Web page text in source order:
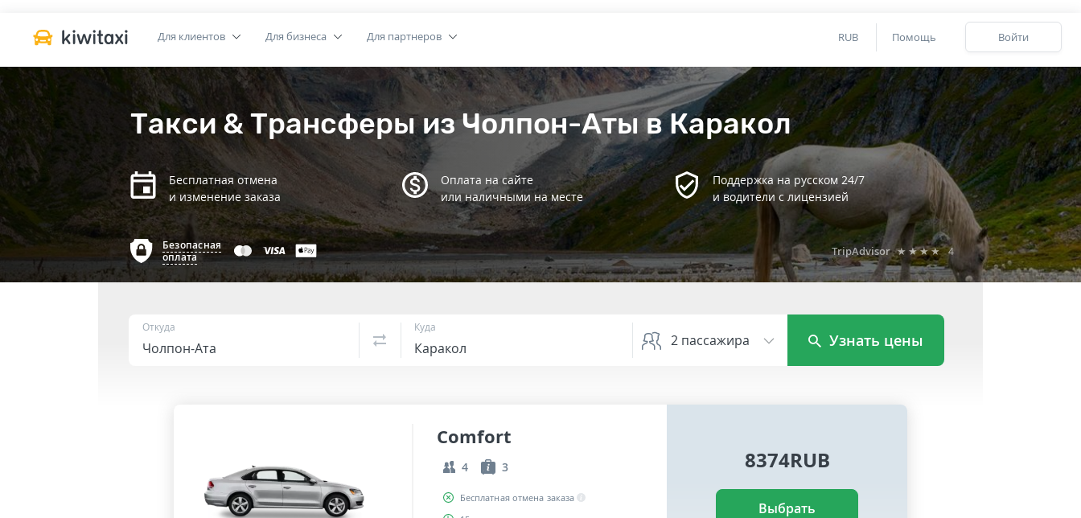
RUB Помощь Войти
Для клиентов Для бизнеса Для партнеров
Такси & Трансферы из Чолпон-Аты в Каракол
Бесплатная отмена
и изменение заказа
Оплата на сайте
или наличными на месте
Поддержка на русском 24/7
и водители с лицензией
Безопасная
оплата
TripAdvisor ★★★★ 4
Откуда Куда
2 пассажира Узнать цены
Comfort
4 3
Бесплатная отмена заказа
8374RUB
Выбрать